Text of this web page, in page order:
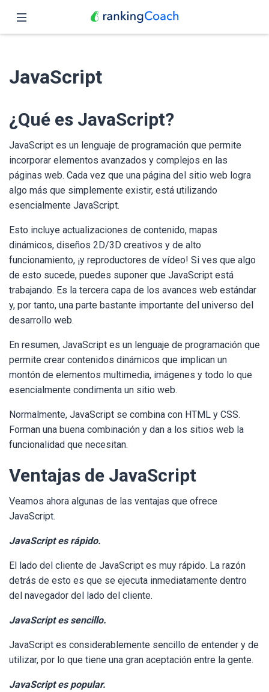
Funciones
Precio
Revendedores
Blog
Español
JavaScript
¿Qué es JavaScript?
JavaScript es un lenguaje de programación que permite
incorporar elementos avanzados y complejos en las
páginas web. Cada vez que una página del sitio web logra
algo más que simplemente existir, está utilizando
esencialmente JavaScript.
Esto incluye actualizaciones de contenido, mapas
dinámicos, diseños 2D/3D creativos y de alto
funcionamiento, ¡y reproductores de vídeo! Si ves que algo
de esto sucede, puedes suponer que JavaScript está
trabajando. Es la tercera capa de los avances web estándar
y, por tanto, una parte bastante importante del universo del
desarrollo web.
En resumen, JavaScript es un lenguaje de programación que
permite crear contenidos dinámicos que implican un
montón de elementos multimedia, imágenes y todo lo que
esencialmente condimenta un sitio web.
Normalmente, JavaScript se combina con HTML y CSS.
Forman una buena combinación y dan a los sitios web la
funcionalidad que necesitan.
Ventajas de JavaScript
Veamos ahora algunas de las ventajas que ofrece
JavaScript.
JavaScript es rápido.
El lado del cliente de JavaScript es muy rápido. La razón
detrás de esto es que se ejecuta inmediatamente dentro
del navegador del lado del cliente.
JavaScript es sencillo.
JavaScript es considerablemente sencillo de entender y de
utilizar, por lo que tiene una gran aceptación entre la gente.
JavaScript es popular.